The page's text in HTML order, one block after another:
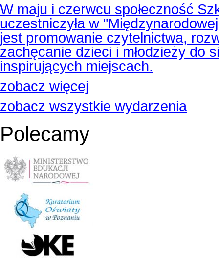
W maju i czerwcu społeczność
uczestniczyła w
jest promowanie czytelnictwa,
zachęcanie dzieci i młodzieży do
inspirujących miejscach.
zobacz więcej
zobacz wszystkie wydarzenia
Polecamy